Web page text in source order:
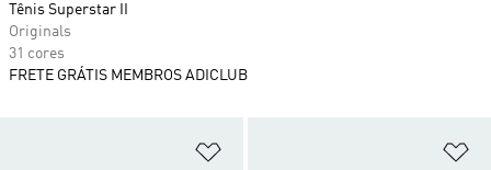
Tênis Superstar II
Originals
31 cores
FRETE GRÁTIS MEMBROS ADICLUB